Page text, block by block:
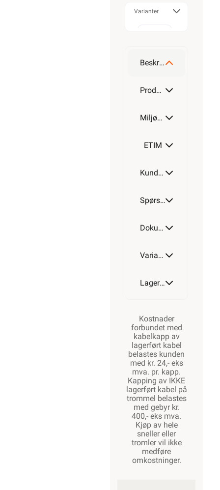
Varianter
Beskrivelse
Produktdetaljer
Miljøparametere
ETIM
Kundeomtale
Spørsmål og svar
Dokumentasjon
Varianter av artikkel
Lagerstatus
Kostnader
forbundet med
kabelkapp av
lagerført kabel
belastes kunden
med kr. 24,- eks
mva. pr. kapp.
Kapping av IKKE
lagerført kabel på
trommel belastes
med gebyr kr.
400,- eks mva.
Kjøp av hele
sneller eller
tromler vil ikke
medføre
omkostninger.